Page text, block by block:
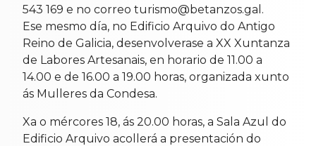
543 169 e no correo turismo@betanzos.gal.
Ese mesmo día, no Edificio Arquivo do Antigo
Reino de Galicia, desenvolverase a XX Xuntanza
de Labores Artesanais, en horario de 11.00 a
14.00 e de 16.00 a 19.00 horas, organizada xunto
ás Mulleres da Condesa.
Xa o mércores 18, ás 20.00 horas, a Sala Azul do
Edificio Arquivo acollerá a presentación do